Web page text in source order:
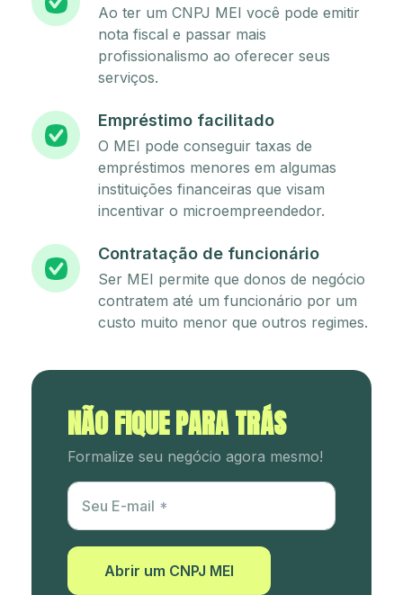
Ao ter um CNPJ MEI você pode emitir
nota fiscal e passar mais
profissionalismo ao oferecer seus
serviços.
Empréstimo facilitado
O MEI pode conseguir taxas de
empréstimos menores em algumas
instituições financeiras que visam
incentivar o microempreendedor.
Contratação de funcionário
Ser MEI permite que donos de negócio
contratem até um funcionário por um
custo muito menor que outros regimes.
NÃO FIQUE PARA TRÁS
Formalize seu negócio agora mesmo!
Utm Content
Seu E-mail
Abrir um CNPJ MEI